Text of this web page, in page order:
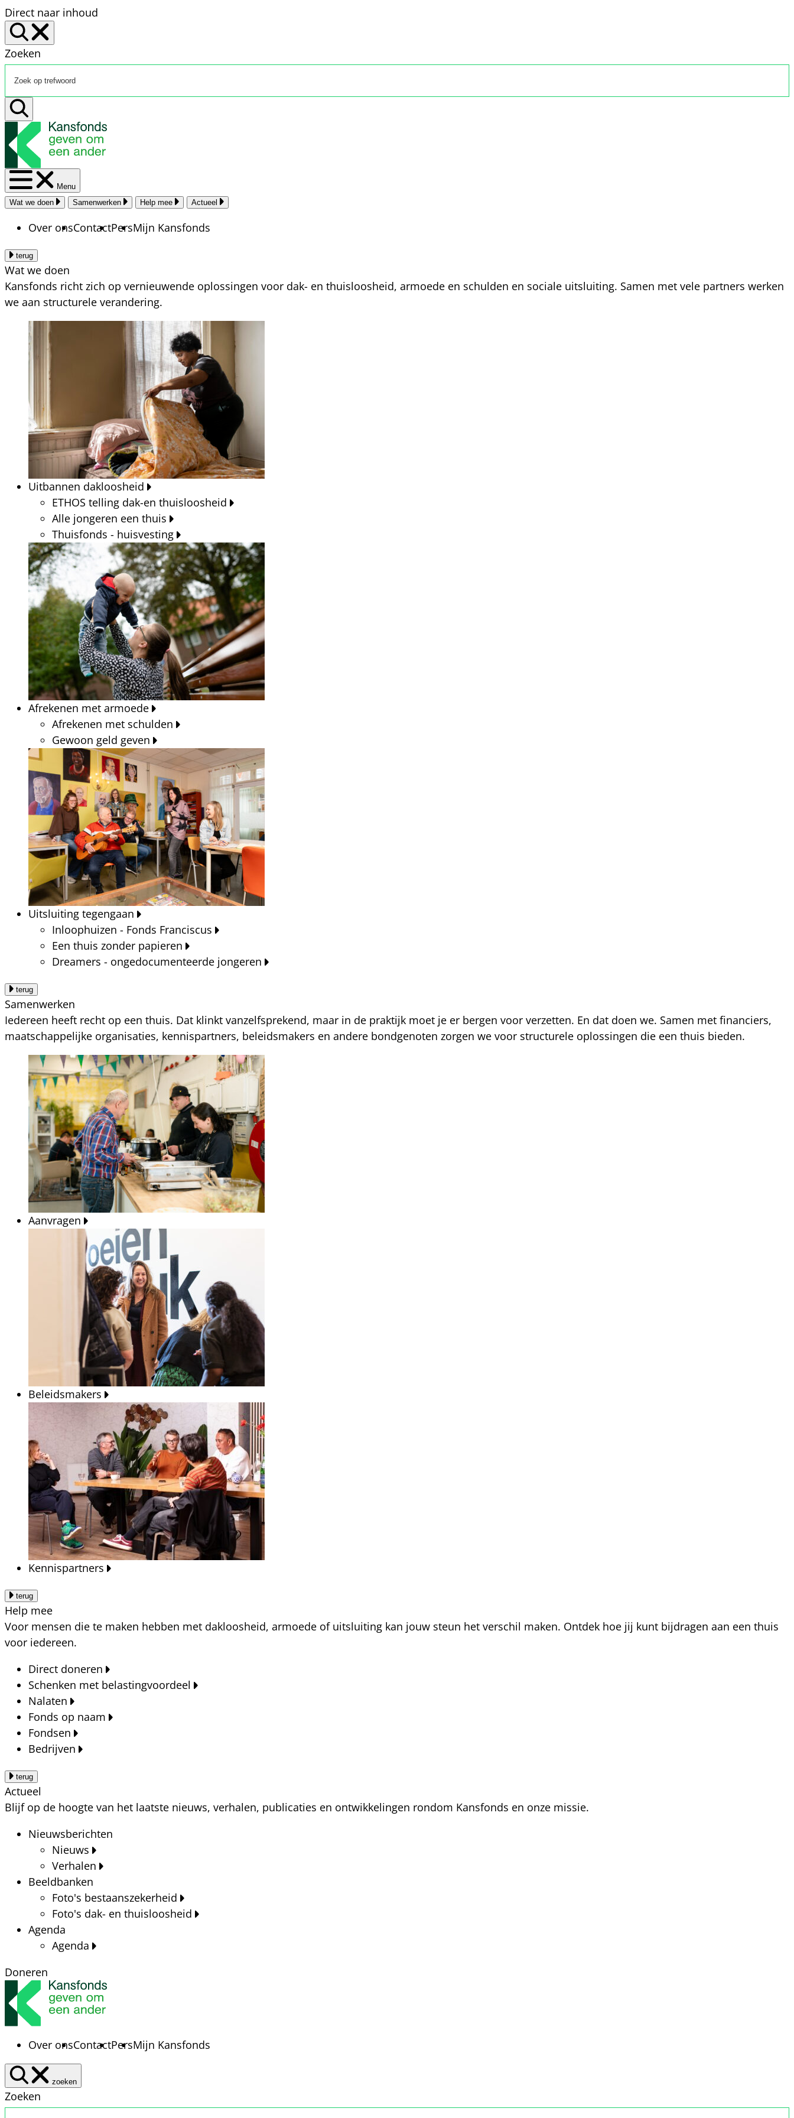
Direct naar inhoud
Zoeken
Menu
Wat we doen
Samenwerken Help mee Actueel
Over onsContactPersMijn Kansfonds
terug
Wat we doen
Kansfonds richt zich op vernieuwende oplossingen voor dak- en thuisloosheid, armoede en schulden en sociale uitsluiting. Samen met vele partners werken
we aan structurele verandering.
Uitbannen dakloosheid
ETHOS telling dak-en thuisloosheid
Alle jongeren een thuis
Thuisfonds - huisvesting
Afrekenen met armoede
Afrekenen met schulden
Gewoon geld geven
Uitsluiting tegengaan
Inloophuizen - Fonds Franciscus
Een thuis zonder papieren
Dreamers - ongedocumenteerde jongeren
terug
Samenwerken
Iedereen heeft recht op een thuis. Dat klinkt vanzelfsprekend, maar in de praktijk moet je er bergen voor verzetten. En dat doen we. Samen met financiers,
maatschappelijke organisaties, kennispartners, beleidsmakers en andere bondgenoten zorgen we voor structurele oplossingen die een thuis bieden.
Aanvragen
Beleidsmakers
Kennispartners
terug
Help mee
Voor mensen die te maken hebben met dakloosheid, armoede of uitsluiting kan jouw steun het verschil maken. Ontdek hoe jij kunt bijdragen aan een thuis
voor iedereen.
Direct doneren
Schenken met belastingvoordeel
Nalaten
Fonds op naam
Fondsen
Bedrijven
terug
Actueel
Blijf op de hoogte van het laatste nieuws, verhalen, publicaties en ontwikkelingen rondom Kansfonds en onze missie.
Nieuwsberichten
Nieuws
Verhalen
Beeldbanken
Foto's bestaanszekerheid
Foto's dak- en thuisloosheid
Agenda
Agenda
Doneren
Over onsContactPersMijn Kansfonds
zoeken
Zoeken